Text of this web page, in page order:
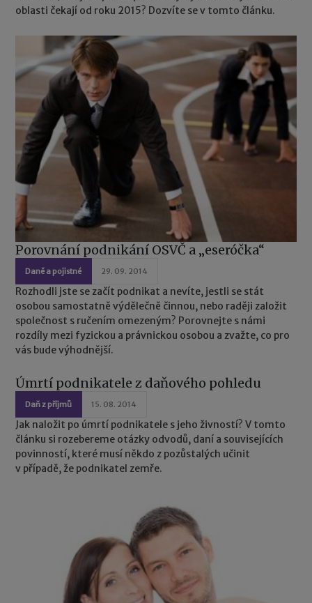
oblasti čekají od roku 2015? Dozvíte se v tomto článku.
Porovnání podnikání OSVČ a „eseróčka“
Daně a pojistné 29. 09. 2014
Rozhodli jste se začít podnikat a nevíte, jestli se stát
osobou samostatně výdělečně činnou, nebo raději založit
společnost s ručením omezeným? Porovnejte s námi
rozdíly mezi fyzickou a právnickou osobou a zvažte, co pro
vás bude výhodnější.
Úmrtí podnikatele z daňového pohledu
Daň z příjmů 15. 08. 2014
Jak naložit po úmrtí podnikatele s jeho živností? V tomto
článku si rozebereme otázky odvodů, daní a souvisejících
povinností, které musí někdo z pozůstalých učinit
v případě, že podnikatel zemře.